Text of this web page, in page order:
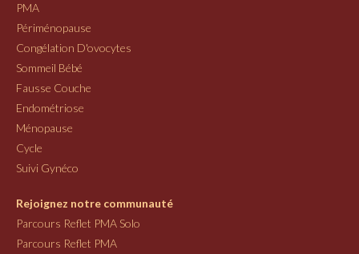
PMA
Périménopause
Congélation D'ovocytes
Sommeil Bébé
Fausse Couche
Endométriose
Ménopause
Cycle
Suivi Gynéco
Rejoignez notre communauté
Parcours Reflet PMA Solo
Parcours Reflet PMA